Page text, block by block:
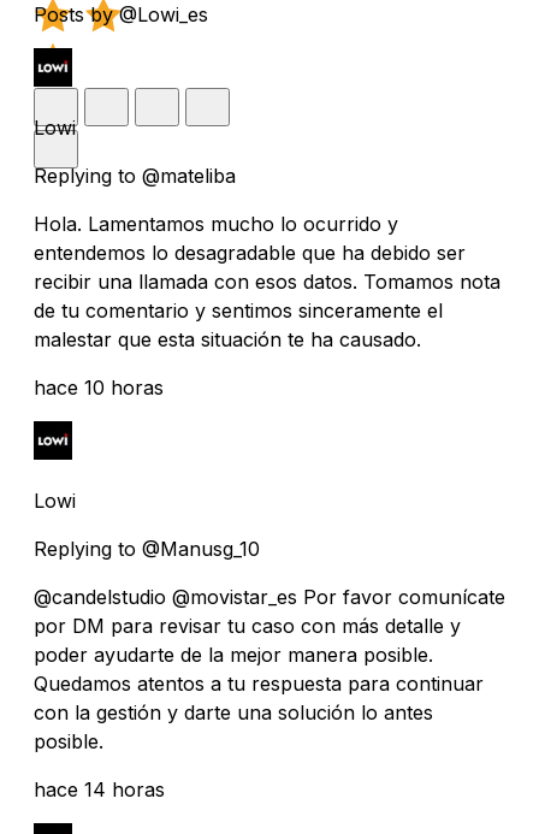
Posts by @Lowi_es
Lowi
Replying to @mateliba
Hola. Lamentamos mucho lo ocurrido y
entendemos lo desagradable que ha debido ser
recibir una llamada con esos datos. Tomamos nota
de tu comentario y sentimos sinceramente el
malestar que esta situación te ha causado.
hace 10 horas
Lowi
Replying to @Manusg_10
@candelstudio @movistar_es Por favor comunícate
por DM para revisar tu caso con más detalle y
poder ayudarte de la mejor manera posible.
Quedamos atentos a tu respuesta para continuar
con la gestión y darte una solución lo antes
posible.
hace 14 horas